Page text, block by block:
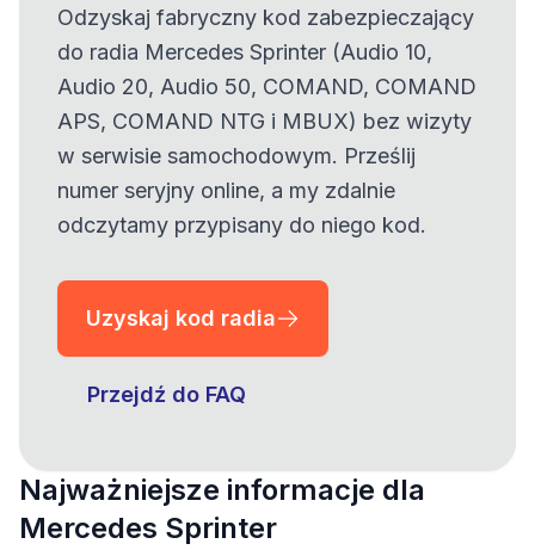
Odzyskaj fabryczny kod zabezpieczający
do radia Mercedes Sprinter (Audio 10,
Audio 20, Audio 50, COMAND, COMAND
APS, COMAND NTG i MBUX) bez wizyty
w serwisie samochodowym. Prześlij
numer seryjny online, a my zdalnie
odczytamy przypisany do niego kod.
Uzyskaj kod radia
Przejdź do FAQ
Najważniejsze informacje dla
Mercedes Sprinter